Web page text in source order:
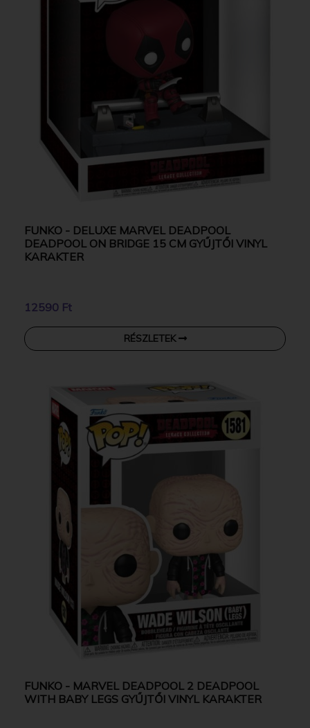
FUNKO - DELUXE MARVEL DEADPOOL
DEADPOOL ON BRIDGE 15 CM GYŰJTŐI VINYL
KARAKTER
12590 Ft
RÉSZLETEK
FUNKO - MARVEL DEADPOOL 2 DEADPOOL
WITH BABY LEGS GYŰJTŐI VINYL KARAKTER